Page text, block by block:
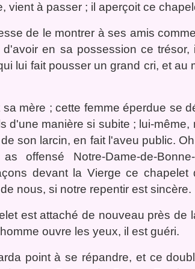
vient à passer ; il aperçoit ce
de le montrer à ses amis
en sa possession ce
lui fait pousser un grand cri, et au
mère ; cette femme éperdue se
d'une manière si subite ; lui-même,
son larcin, en fait l'aveu public.
offensé Notre-Dame-de-
devant la Vierge ce
nous, si notre repentir est sincère.
est attaché de nouveau près de
ouvre les yeux, il est guéri.
point à se répandre, et ce